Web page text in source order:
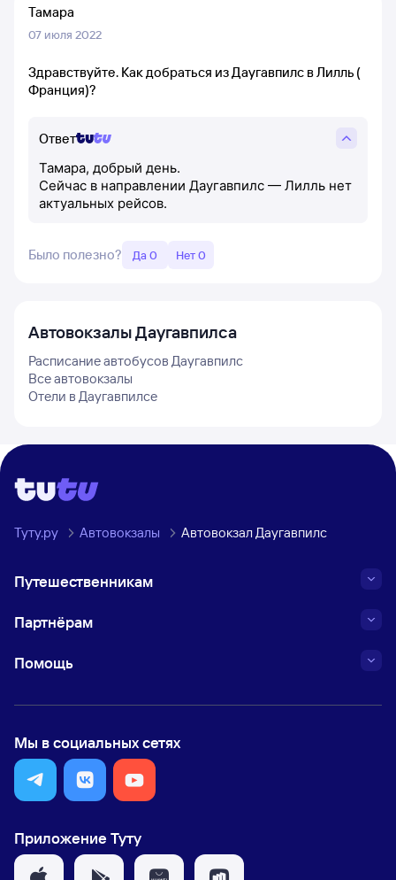
Тамара
07 июля 2022
Здравствуйте. Как добраться из Даугавпилс в Лилль (
Франция)?
Ответ
Тамара, добрый день.
Сейчас в направлении Даугавпилс — Лилль нет
актуальных рейсов.
Было полезно? Да 0 Нет 0
АвтовокзалыДаугавпилса
Расписание автобусов Даугавпилс
Все автовокзалы
Отели в Даугавпилсе
Туту.ру Автовокзалы Автовокзал Даугавпилс
Путешественникам
Партнёрам
Помощь
Мы в социальных сетях
Приложение Туту